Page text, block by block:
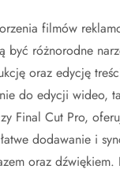
filmów
być różnorodne
oraz edycję
do edycji wideo,
Final Cut Pro,
dodawanie i
oraz dźwiękiem.